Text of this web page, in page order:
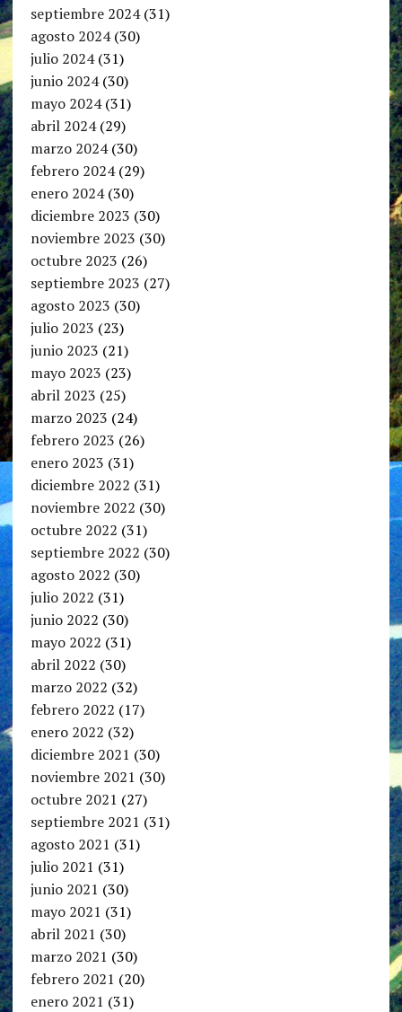
septiembre 2024(31)
agosto 2024(30)
julio 2024(31)
junio 2024(30)
mayo 2024(31)
abril 2024(29)
marzo 2024(30)
febrero 2024(29)
enero 2024(30)
diciembre 2023 (30)
noviembre 2023 (30)
octubre 2023 (26)
septiembre 2023 (27)
agosto 2023 (30)
julio 2023 (23)
junio 2023 (21)
mayo 2023 (23)
abril 2023 (25)
marzo 2023 (24)
febrero 2023 (26)
enero 2023 (31)
diciembre 2022 (31)
noviembre 2022 (30)
octubre 2022 (31)
septiembre 2022 (30)
agosto 2022 (30)
julio 2022 (31)
junio 2022 (30)
mayo 2022 (31)
abril 2022 (30)
marzo 2022 (32)
febrero 2022 (17)
enero 2022 (32)
diciembre 2021 (30)
noviembre 2021 (30)
octubre 2021 (27)
septiembre 2021 (31)
agosto 2021 (31)
julio 2021 (31)
junio 2021 (30)
mayo 2021 (31)
abril 2021 (30)
marzo 2021 (30)
febrero 2021 (20)
enero 2021 (31)